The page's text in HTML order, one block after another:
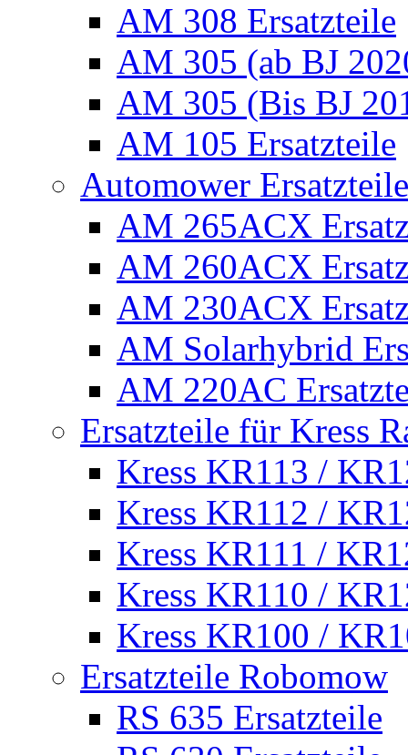
AM 308 Ersatzteile
AM 305 (ab BJ
AM 305 (Bis BJ
AM 105 Ersatzteile
Automower
AM 265ACX
AM 260ACX
AM 230ACX
AM Solarhybrid
AM 220AC
Ersatzteile für Kress
Kress KR113 /
Kress KR112 /
Kress KR111 /
Kress KR110 /
Kress KR100 /
Ersatzteile Robomow
RS 635 Ersatzteile